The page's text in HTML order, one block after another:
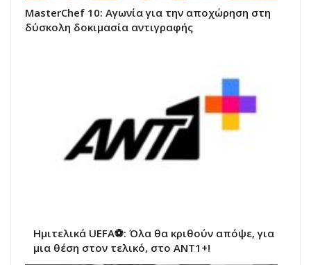
MasterChef 10: Αγωνία για την αποχώρηση στη
δύσκολη δοκιμασία αντιγραφής
Ημιτελικά UEFA⚽: Όλα θα κριθούν απόψε, για
μια θέση στον τελικό, στο ΑΝΤ1+!